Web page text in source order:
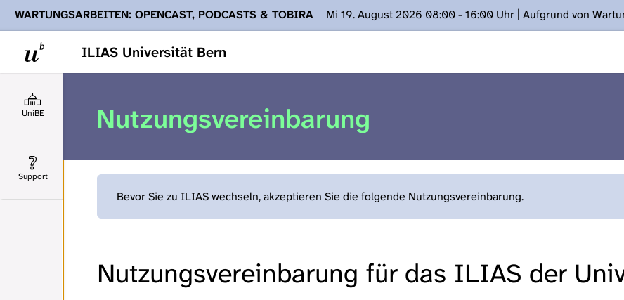
ILIAS Universität Bern
WARTUNGSARBEITEN: OPENCAST, PODCASTS & TOBIRA
Mi 19. August 2026 08:00 - 16:00 Uhr | Aufgrund von
Ihnen Podcasts, Opencast-Videos und Tobira nicht zur Verfügung stehen. Kontakt: www.podcast.unibe.ch
UniBE
Support
Nutzungsvereinbarung
Bevor Sie zu ILIAS wechseln, akzeptieren Sie die folgende Nutzungsvereinbarung.
Nutzungsvereinbarung für das ILIAS der